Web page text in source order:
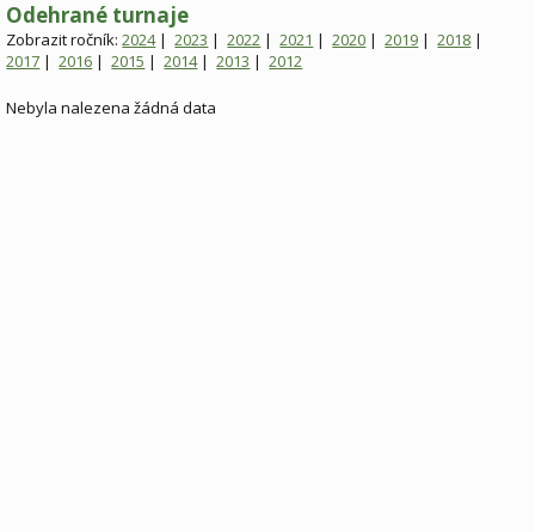
Odehrané turnaje
Zobrazit ročník: 2024|2023 |2022 |2021 |2020 |2019 |2018 |
2017 |2016 |2015 |2014|2013 |2012
Nebyla nalezena žádná data